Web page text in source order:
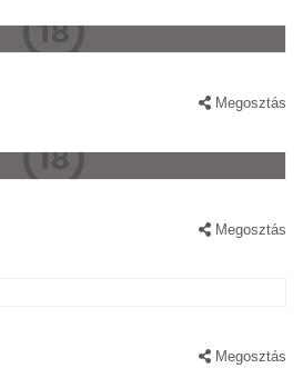
Megosztás
Megosztás
Megosztás